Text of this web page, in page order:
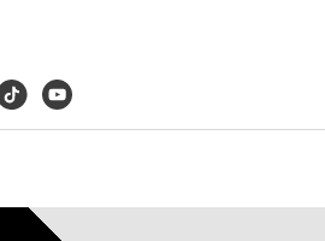
Youtube